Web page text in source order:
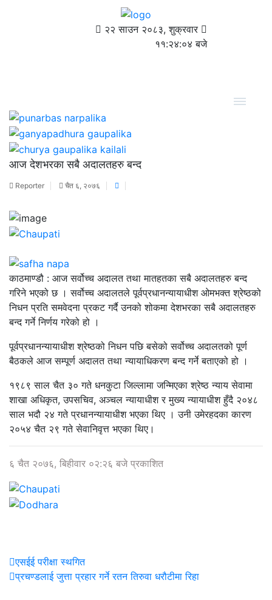
२२ साउन २०८३, शुक्रवार
११:२४:०४ बजे
आज देशभरका सबै अदालतहरु बन्द
Reporter चैत ६, २०७६
काठमाण्डौ : आज सर्वोच्च अदालत तथा मातहतका सबै अदालतहरु बन्द
गरिने भएको छ । सर्वोच्च अदालतले पूर्वप्रधानन्यायाधीश ओमभक्त श्रेष्ठको
निधन प्रति समवेदना प्रकट गर्दै उनको शोकमा देशभरका सबै अदालतहरु
बन्द गर्ने निर्णय गरेको हो ।
पूर्वप्रधानन्यायाधीश श्रेष्ठको निधन पछि बसेको सर्वोच्च अदालतको पूर्ण
बैठकले आज सम्पूर्ण अदालत तथा न्यायाधिकरण बन्द गर्ने बताएको हो ।
१९८९ साल चैत ३० गते धनकुटा जिल्लामा जन्मिएका श्रेष्ठ न्याय सेवामा
शाखा अधिकृत, उपसचिव, अञ्चल न्यायाधीश र मुख्य न्यायाधीश हुँदै २०४८
साल भदौ २४ गते प्रधानन्यायाधीश भएका थिए । उनी उमेरहदका कारण
२०५४ चैत २९ गते सेवानिवृत्त भएका थिए।
६ चैत २०७६, बिहीवार ०२:२६ बजे प्रकाशित
एसईई परीक्षा स्थगित
प्रचण्डलाई जुत्ता प्रहार गर्ने रतन तिरुवा धरौटीमा रिहा